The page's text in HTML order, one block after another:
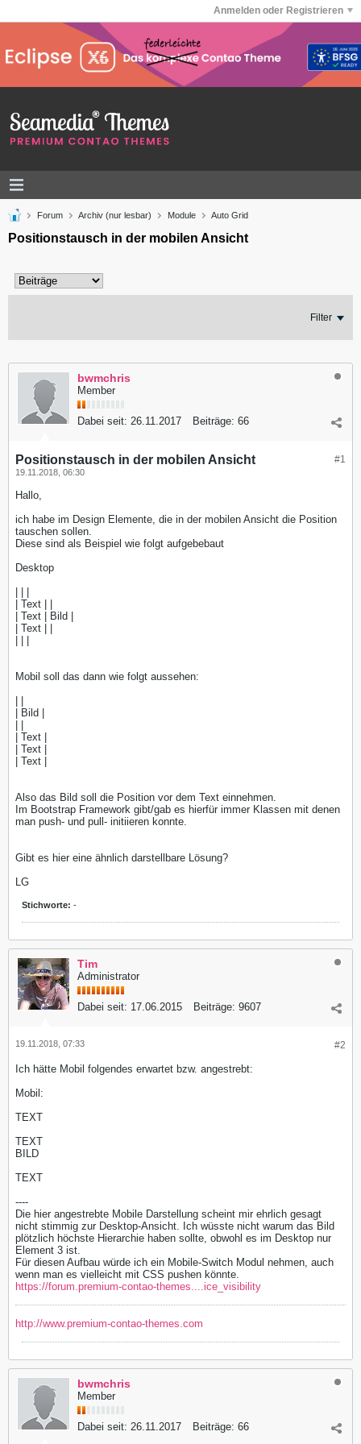
Anmelden oder Registrieren
Forum Archiv (nur lesbar) Module Auto Grid
Positionstausch in der mobilen Ansicht
Filter
bwmchris
Member
Dabei seit: 26.11.2017 Beiträge: 66
#1
Positionstausch in der mobilen Ansicht
19.11.2018, 06:30
Hallo,
ich habe im Design Elemente, die in der mobilen Ansicht die Position
tauschen sollen.
Diese sind als Beispiel wie folgt aufgebebaut
Desktop
| | |
| Text | |
| Text | Bild |
| Text | |
| | |
Mobil soll das dann wie folgt aussehen:
| |
| Bild |
| |
| Text |
| Text |
| Text |
Also das Bild soll die Position vor dem Text einnehmen.
Im Bootstrap Framework gibt/gab es hierfür immer Klassen mit denen
man push- und pull- initiieren konnte.
Gibt es hier eine ähnlich darstellbare Lösung?
LG
Stichworte: -
Tim
Administrator
Dabei seit: 17.06.2015 Beiträge: 9607
#2
19.11.2018, 07:33
Ich hätte Mobil folgendes erwartet bzw. angestrebt:
Mobil:
TEXT
TEXT
BILD
TEXT
----
Die hier angestrebte Mobile Darstellung scheint mir ehrlich gesagt
nicht stimmig zur Desktop-Ansicht. Ich wüsste nicht warum das Bild
plötzlich höchste Hierarchie haben sollte, obwohl es im Desktop nur
Element 3 ist.
Für diesen Aufbau würde ich ein Mobile-Switch Modul nehmen, auch
wenn man es vielleicht mit CSS pushen könnte.
https://forum.premium-contao-themes....ice_visibility
http://www.premium-contao-themes.com
bwmchris
Member
Dabei seit: 26.11.2017 Beiträge: 66